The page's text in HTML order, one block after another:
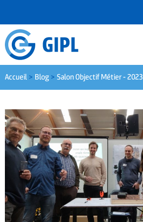
Accueil Blog Salon Objectif Métier - 2023